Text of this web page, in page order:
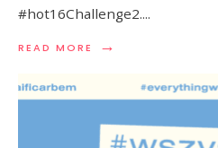
#hot16Challenge2....
READ MORE →